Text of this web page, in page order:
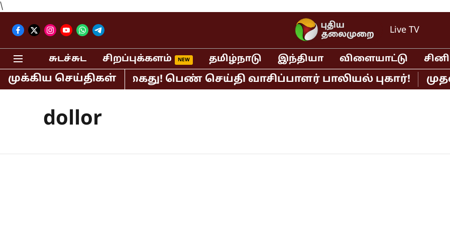
\
Live TV
சுடச்சுட சிறப்புக்களம் தமிழ்நாடு இந்தியா விளையாட்டு
முக்கிய செய்திகள்
பி.ஆர்.சுந்தர் கைது! பெண் செய்தி வாசிப்பாளர் பாலியல் புகார்!
dollor